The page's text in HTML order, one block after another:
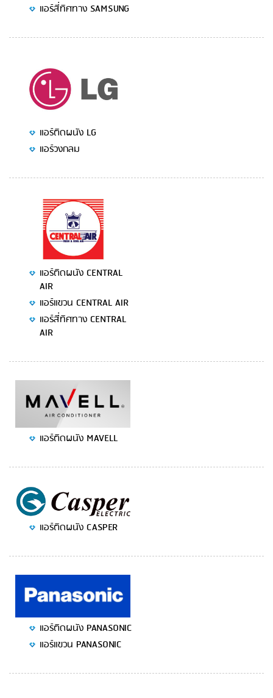
แอร์สี่ทิศทาง SAMSUNG
แอร์ติดผนัง LG
แอร์วงกลม
แอร์ติดผนัง CENTRAL
AIR
แอร์แขวน CENTRAL AIR
แอร์สี่ทิศทาง CENTRAL
AIR
แอร์ติดผนัง MAVELL
แอร์ติดผนัง CASPER
แอร์ติดผนัง PANASONIC
แอร์แขวน PANASONIC